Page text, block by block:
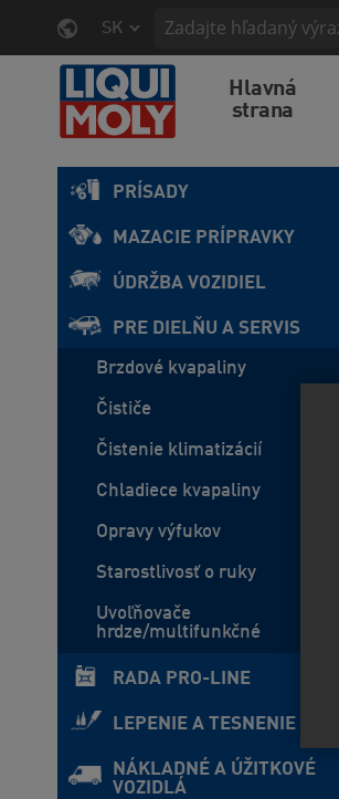
SK
Hlavná
strana
PRÍSADY
MAZACIE PRÍPRAVKY
ÚDRŽBA VOZIDIEL
PRE DIELŇU A SERVIS
Brzdové kvapaliny
Čističe
Čistenie klimatizácií
Chladiece kvapaliny
Opravy výfukov
Starostlivosť o ruky
Uvoľňovače
hrdze/multifunkčné
RADA PRO-LINE
LEPENIE A TESNENIE
NÁKLADNÉ A ÚŽITKOVÉ
VOZIDLÁ